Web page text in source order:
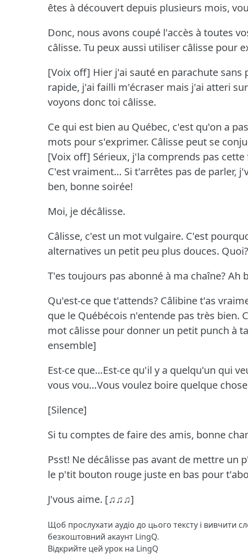
êtes à découvert depuis plusieurs mois,
Donc, nous avons coupé l'accès à toutes
câlisse. Tu peux aussi utiliser câlisse pour
[Voix off] Hier j'ai sauté en parachute sans
rapide, j'ai failli m'écraser mais j'ai atteri
voyons donc toi câlisse.
Ce qui est bien au Québec, c'est qu'on a
mots pour s'exprimer. Câlisse peut se
[Voix off] Sérieux, j'la comprends pas
C'est vraiment… Si t'arrêtes pas de parler,
ben, bonne soirée!
Moi, je décâlisse.
Câlisse, c'est un mot vulgaire. C'est
alternatives un petit peu plus douces. Quoi?
T'es toujours pas abonné à ma chaîne?Ah
Qu'est-ce que t'attends? Câlibine t'as
que le Québécois n'entende pas très bien.
mot câlisse pour donner un petit punch à
ensemble]
Est-ce que…Est-ce qu'il y a quelqu'un qui
vous vou…Vous voulez boire quelque
[Silence]
Si tu comptes de faire des amis, bonne
Psst! Ne décâlisse pas avant de mettre un
le p'tit bouton rouge juste en bas pour
J'vous aime. [♫♫♫]
Щоб прослухати аудіо до цього тексту і вивчити
безкоштовний акаунт LingQ.
Відкрийте цей урок на LingQ